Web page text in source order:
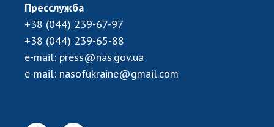
Пресслужба
+38 (044) 239-67-97
+38 (044) 239-65-88
e-mail: press@nas.gov.ua
e-mail: nasofukraine@gmail.com